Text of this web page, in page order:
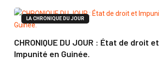
LA CHRONIQUE DU JOUR
CHRONIQUE DU JOUR : État de droit et
Impunité en Guinée.